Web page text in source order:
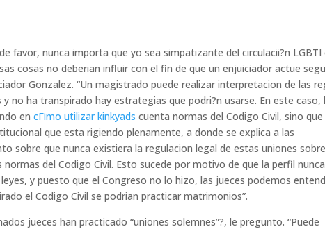
favor, nunca importa que yo sea simpatizante del circulacii?n LGBTI
cosas no deberi­an influir con el fin de que un enjuiciador actue
Gonzalez. “Un magistrado puede realizar interpretacion de las
no ha transpirado hay estrategi­as que podri?n usarse. En este caso,
encГіmo utilizar kinkyads cuenta normas del Codigo Civil, sino
que esta rigiendo plenamente, a donde se explica a las
sobre que nunca existiera la regulacion legal de estas uniones
del Codigo Civil. Esto sucede por motivo de que la perfil nunca
y puesto que el Congreso no lo hizo, las jueces podemos
el Codigo Civil se podri­an practicar matrimonios”.
jueces han practicado “uniones solemnes”?, le pregunto. “Puede